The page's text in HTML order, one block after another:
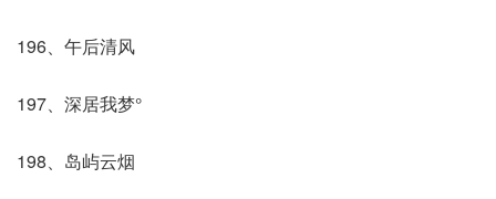
196、午后清风
197、深居我梦°
198、岛屿云烟